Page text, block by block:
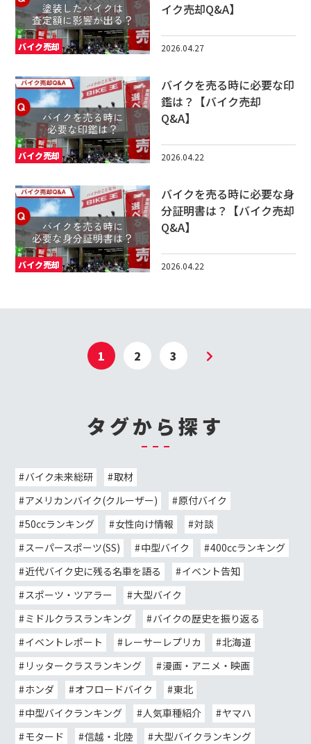
バイク売却
イク売却Q&A】
2026.04.27
バイク売却
バイクを売る時に必要な印
鑑は？【バイク売却
Q&A】
2026.04.22
バイク売却
バイクを売る時に必要な身
分証明書は？【バイク売却
Q&A】
2026.04.22
1 2 3
タグから探す
バイク未来総研
取材
アメリカンバイク(クルーザー)
原付バイク
50ccランキング
女性向け情報
対談
スーパースポーツ(SS)
中型バイク
400ccランキング
近代バイク史に残る名車を語る
イベント告知
スポーツ・ツアラー
大型バイク
ミドルクラスランキング
バイクの歴史を振り返る
イベントレポート
レーサーレプリカ
北海道
リッタークラスランキング
漫画・アニメ・映画
ホンダ
オフロードバイク
東北
中型バイクランキング
人気車種紹介
ヤマハ
モタード
信越・北陸 大型バイクランキング